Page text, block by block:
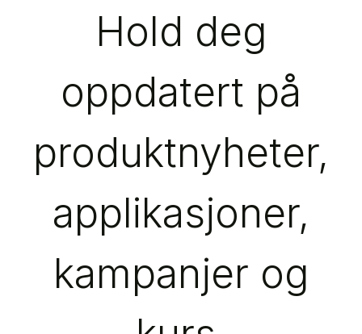
Hold deg
oppdatert på
produktnyheter,
applikasjoner,
kampanjer og